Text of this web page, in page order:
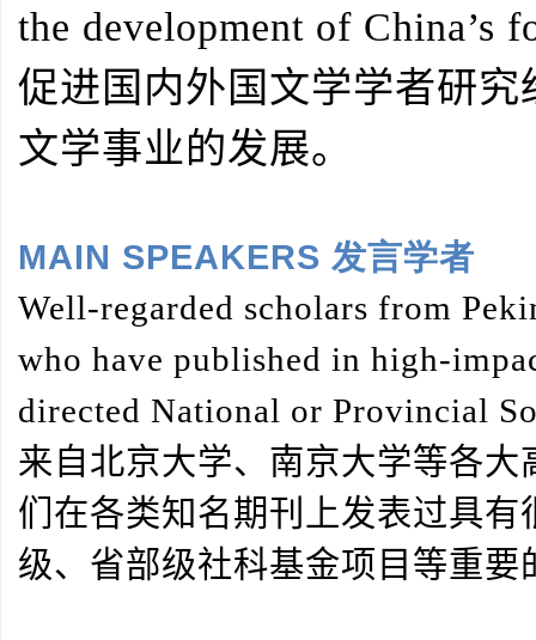
the development of China’s
促进国内外国文学学者研
文学事业的发展。
MAIN SPEAKERS 发言学者
Well-regarded scholars from
who have published in high-
directed National or Provincial
来自北京大学、南京大学等各
们在各类知名期刊上发表过具
级、省部级社科基金项目等重要